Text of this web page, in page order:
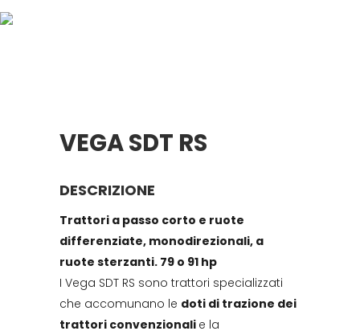
VEGA SDT RS
DESCRIZIONE
Trattori a passo corto e ruote
differenziate, monodirezionali, a
ruote sterzanti. 79 o 91 hp
I Vega SDT RS sono trattori specializzati
che accomunano le doti di trazione dei
trattori convenzionali e la